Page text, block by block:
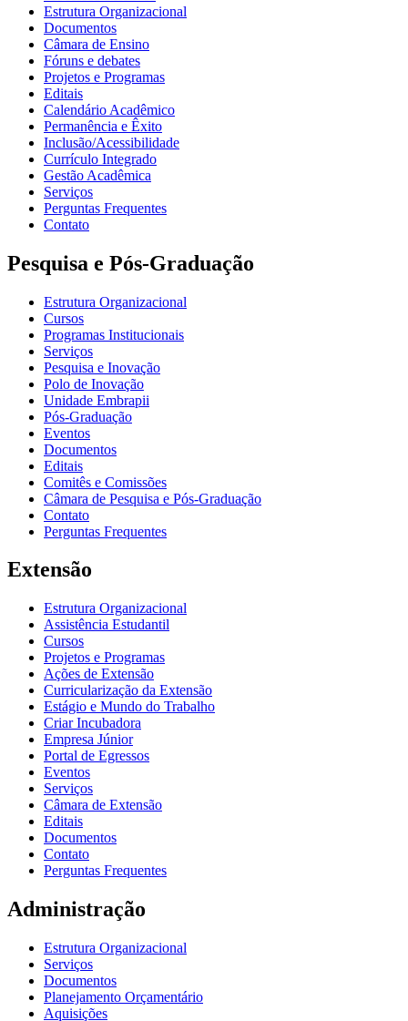
Estrutura Organizacional
Documentos
Câmara de Ensino
Fóruns e debates
Projetos e Programas
Editais
Calendário Acadêmico
Permanência e Êxito
Inclusão/Acessibilidade
Currículo Integrado
Gestão Acadêmica
Serviços
Perguntas Frequentes
Contato
Pesquisa e Pós-Graduação
Estrutura Organizacional
Cursos
Programas Institucionais
Serviços
Pesquisa e Inovação
Polo de Inovação
Unidade Embrapii
Pós-Graduação
Eventos
Documentos
Editais
Comitês e Comissões
Câmara de Pesquisa e Pós-Graduação
Contato
Perguntas Frequentes
Extensão
Estrutura Organizacional
Assistência Estudantil
Cursos
Projetos e Programas
Ações de Extensão
Curricularização da Extensão
Estágio e Mundo do Trabalho
Criar Incubadora
Empresa Júnior
Portal de Egressos
Eventos
Serviços
Câmara de Extensão
Editais
Documentos
Contato
Perguntas Frequentes
Administração
Estrutura Organizacional
Serviços
Documentos
Planejamento Orçamentário
Aquisições